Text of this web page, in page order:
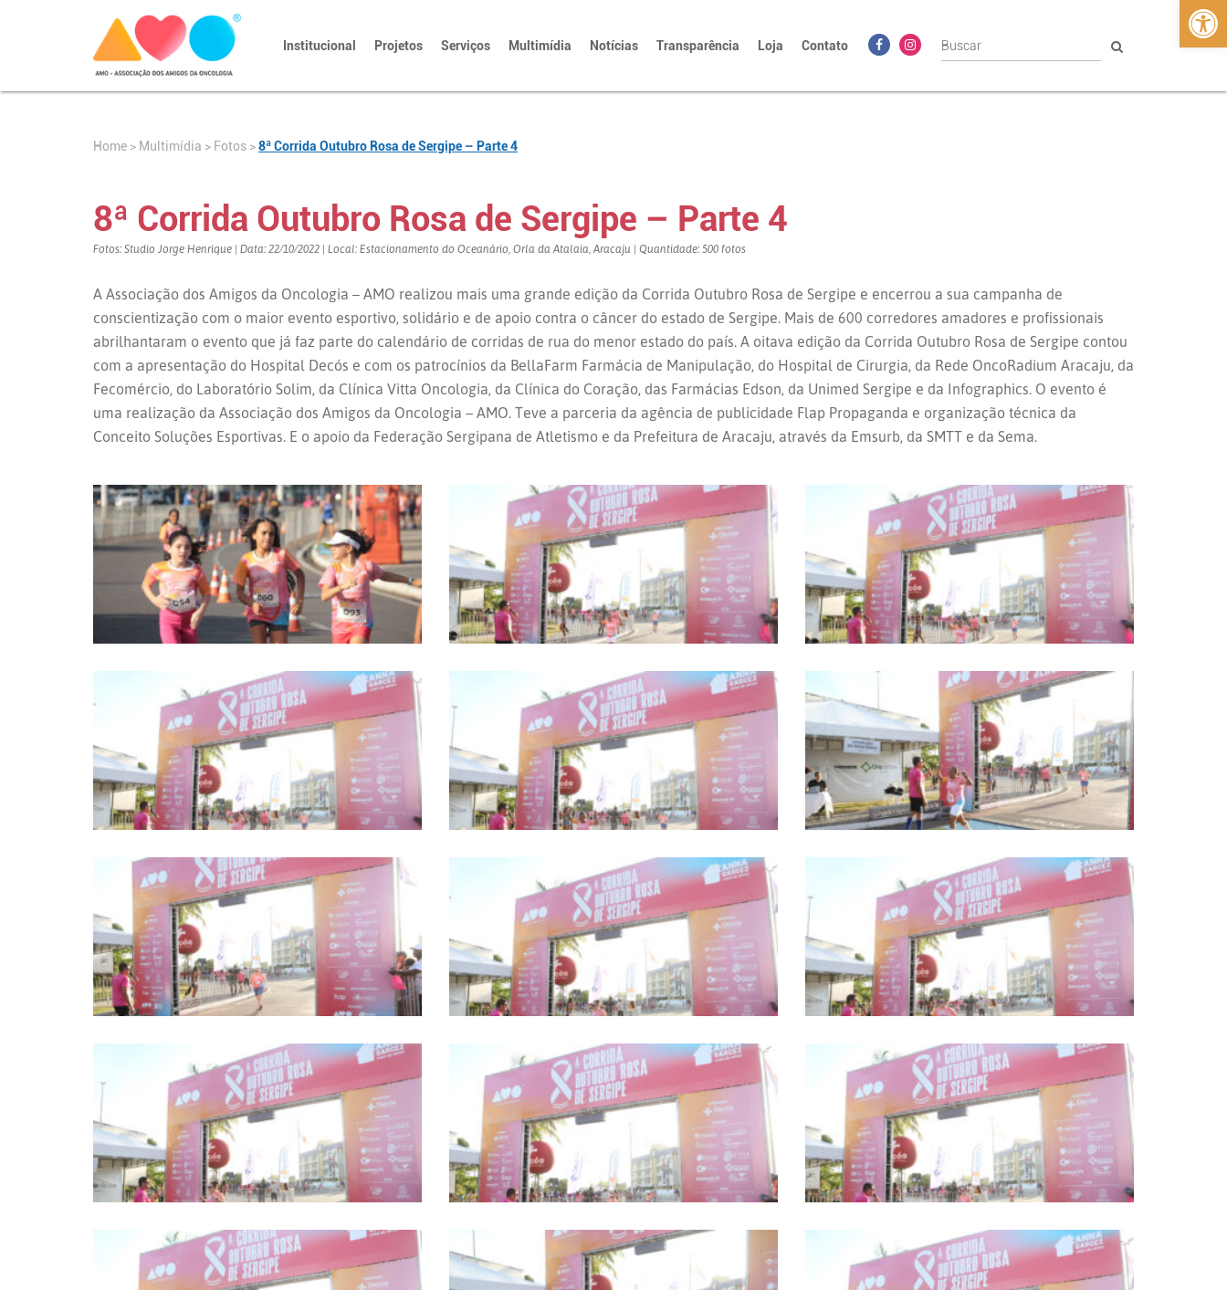
Institucional Projetos Serviços Multimídia Notícias Transparência Loja Contato
Home > Multimídia > Fotos >8ª Corrida Outubro Rosa de Sergipe – Parte 4
8ª Corrida Outubro Rosa de Sergipe – Parte 4
Fotos: Studio Jorge Henrique | Data: 22/10/2022 | Local: Estacionamento do Oceanário, Orla da Atalaia, Aracaju | Quantidade: 500 fotos
A Associação dos Amigos da Oncologia – AMO realizou mais uma grande edição da Corrida Outubro Rosa de Sergipe e encerrou a sua campanha de
conscientização com o maior evento esportivo, solidário e de apoio contra o câncer do estado de Sergipe. Mais de 600 corredores amadores e profissionais
abrilhantaram o evento que já faz parte do calendário de corridas de rua do menor estado do país. A oitava edição da Corrida Outubro Rosa de Sergipe contou
com a apresentação do Hospital Decós e com os patrocínios da BellaFarm Farmácia de Manipulação, do Hospital de Cirurgia, da Rede OncoRadium Aracaju, da
Fecomércio, do Laboratório Solim, da Clínica Vitta Oncologia, da Clínica do Coração, das Farmácias Edson, da Unimed Sergipe e da Infographics. O evento é
uma realização da Associação dos Amigos da Oncologia – AMO. Teve a parceria da agência de publicidade Flap Propaganda e organização técnica da
Conceito Soluções Esportivas. E o apoio da Federação Sergipana de Atletismo e da Prefeitura de Aracaju, através da Emsurb, da SMTT e da Sema.